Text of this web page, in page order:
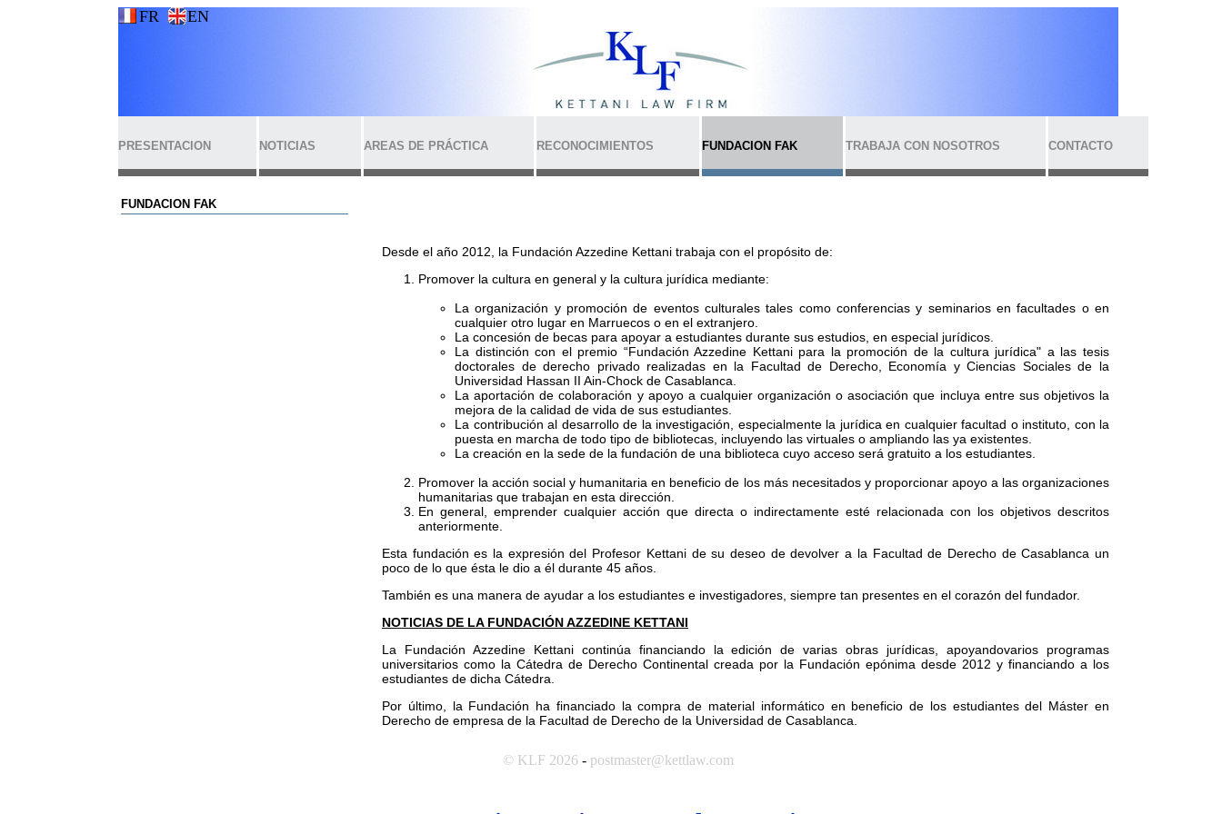
FR EN
PRESENTACION NOTICIAS AREAS DE PRÁCTICA RECONOCIMIENTOS FUNDACION FAK TRABAJA CON NOSOTROS CONTACTO
FUNDACION FAK
Desde el año 2012, la Fundación Azzedine Kettani trabaja con el propósito de:
Promover la cultura en general y la cultura jurídica mediante:
La organización y promoción de eventos culturales tales como conferencias y seminarios en facultades o en
cualquier otro lugar en Marruecos o en el extranjero.
La concesión de becas para apoyar a estudiantes durante sus estudios, en especial jurídicos.
La distinción con el premio “Fundación Azzedine Kettani para la promoción de la cultura jurídica" a las tesis
doctorales de derecho privado realizadas en la Facultad de Derecho, Economía y Ciencias Sociales de la
Universidad Hassan II Ain-Chock de Casablanca.
La aportación de colaboración y apoyo a cualquier organización o asociación que incluya entre sus objetivos la
mejora de la calidad de vida de sus estudiantes.
La contribución al desarrollo de la investigación, especialmente la jurídica en cualquier facultad o instituto, con la
puesta en marcha de todo tipo de bibliotecas, incluyendo las virtuales o ampliando las ya existentes.
La creación en la sede de la fundación de una biblioteca cuyo acceso será gratuito a los estudiantes.
Promover la acción social y humanitaria en beneficio de los más necesitados y proporcionar apoyo a las organizaciones
humanitarias que trabajan en esta dirección.
En general, emprender cualquier acción que directa o indirectamente esté relacionada con los objetivos descritos
anteriormente.
Esta fundación es la expresión del Profesor Kettani de su deseo de devolver a la Facultad de Derecho de Casablanca un
poco de lo que ésta le dio a él durante 45 años.
También es una manera de ayudar a los estudiantes e investigadores, siempre tan presentes en el corazón del fundador.
NOTICIAS DE LA FUNDACIÓN AZZEDINE KETTANI
La Fundación Azzedine Kettani continúa financiando la edición de varias obras jurídicas, apoyandovarios programas
universitarios como la Cátedra de Derecho Continental creada por la Fundación epónima desde 2012 y financiando a los
estudiantes de dicha Cátedra.
Por último, la Fundación ha financiado la compra de material informático en beneficio de los estudiantes del Máster en
Derecho de empresa de la Facultad de Derecho de la Universidad de Casablanca.
© KLF 2026 - postmaster@kettlaw.com